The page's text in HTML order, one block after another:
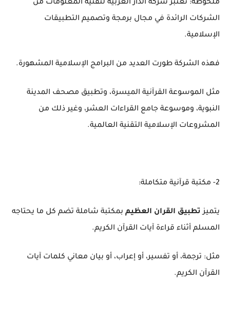
ملحوظة: تعتبر شركة الدار العربية لتقنية المعلومات من
الشركات الرائدة في مجال برمجة وتصميم التطبيقات
الإسلامية.
فهذه الشركة طورت العديد من البرامج الإسلامية المشهورة.
مثل الموسوعة القرآنية الميسرة، وتطبيق مصحف المدينة
النبوية، وموسوعة جامع القراءات العشر، وغير ذلك من
المشروعات الإسلامية التقنية العالمية.
2- مكتبة قرآنية متكاملة:
يتميز تطبيق القران العظيم بمكتبة شاملة تضم كل ما يحتاجه
المسلم أثناء قراءة آيات القرآن الكريم.
مثل: ترجمة، أو تفسير، أو إعراب، أو بيان معاني كلمات آيات
القرآن الكريم.